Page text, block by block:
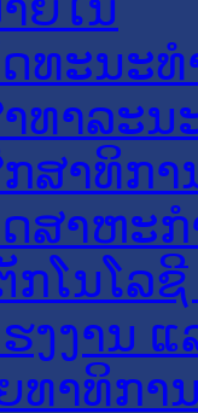
ທະນະ
ທາລະນ
ສາທິກາ
ສາຫະ
ກໂນໂລ
ງງານ
ທາທິກາ